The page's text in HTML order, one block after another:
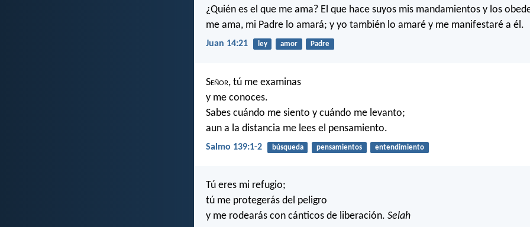
¿Quién es el que me ama? El que hace suyos mis mandamientos y los
me ama, mi Padre lo amará; y yo también lo amaré y me manifestaré a él.
Juan 14:21 ley amor Padre
Señor, tú me examinas
y me conoces.
Sabes cuándo me siento y cuándo me levanto;
aun a la distancia me lees el pensamiento.
Salmo 139:1-2 búsqueda pensamientos entendimiento
Tú eres mi refugio;
tú me protegerás del peligro
y me rodearás con cánticos de liberación. Selah